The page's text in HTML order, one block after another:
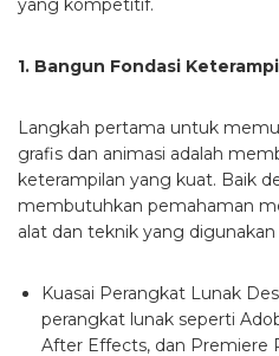
yang kompetitif.
1. Bangun Fondasi
Langkah pertama untuk
grafis dan animasi adalah
keterampilan yang kuat. Baik
membutuhkan pemahaman
alat dan teknik yang
Kuasai Perangkat Lunak
perangkat lunak seperti
After Effects, dan Premiere